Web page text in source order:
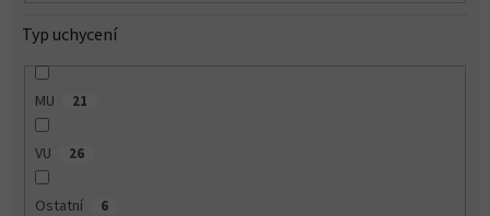
Typ uchycení
MU 21
VU 26
Ostatní 6